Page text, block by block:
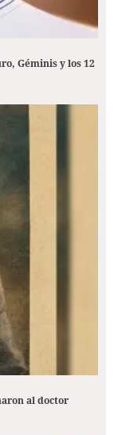
Géminis y los 12
al doctor